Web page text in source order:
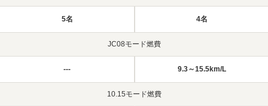
5名 4名
JC08モード燃費
--- 9.3～15.5km/L
10.15モード燃費